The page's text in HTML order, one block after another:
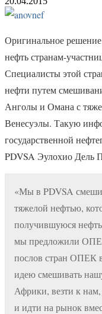
Оригинальное
нефть странам-
Специалисты этой
нефти путем
Анголы и Омана с
Венесуэлы. Такую
государственной
PDVSA Эулохио Дель
«Мы в PDVSA
тяжелой нефтью,
получившуюся
мы предложили
послов стран ОПЕК
идею смешивать
Африки, везти к
и идти на рынок